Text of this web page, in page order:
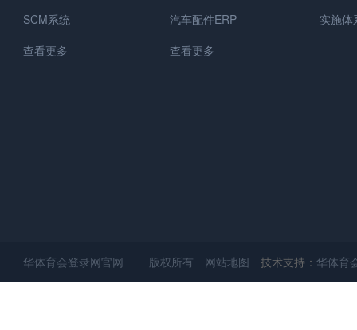
SCM系统
查看更多
汽车配件ERP
查看更多
实施体
华体育会登录网官网 版权所有 网站地图 技术支持：华体育